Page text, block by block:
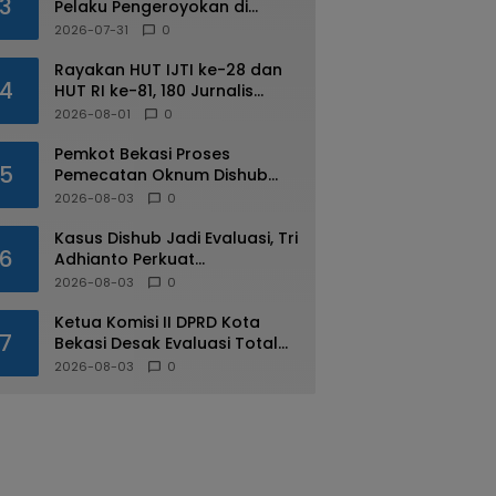
3
Pelaku Pengeroyokan di
Kalimalang
2026-07-31 0
Rayakan HUT IJTI ke-28 dan
HUT RI ke-81, 180 Jurnalis
Jabodetabek Adu di IJTI
2026-08-01 0
Pemkot Bekasi Proses
Pemecatan Oknum Dishub
Yang Diduga Lakukan Pungli
2026-08-03 0
Kasus Dishub Jadi Evaluasi, Tri
Adhianto Perkuat
Pengawasan Aparatur
2026-08-03 0
7
Ketua Komisi II DPRD Kota
Bekasi Desak Evaluasi Total
Usai Dugaan Pungli Oknum
2026-08-03 0